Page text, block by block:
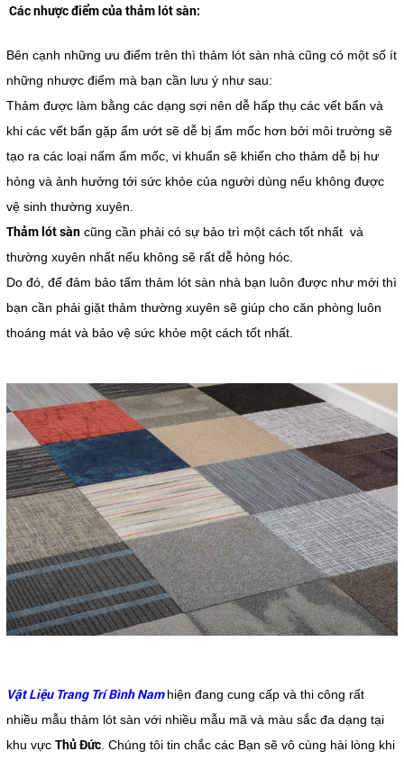
Các nhược điểm của thảm lót sàn:
Bên cạnh những ưu điểm trên thì thảm lót sàn nhà cũng có một số ít
những nhược điểm mà bạn cần lưu ý như sau:
Thảm được làm bằng các dạng sợi nên dễ hấp thụ các vết bẩn và
khi các vết bẩn gặp ẩm ướt sẽ dễ bị ẩm mốc hơn bởi môi trường sẽ
tạo ra các loại nấm ấm mốc, vi khuẩn sẽ khiến cho thảm dễ bị hư
hỏng và ảnh hưởng tới sức khỏe của người dùng nếu không được
vệ sinh thường xuyên.
Thảm lót sàncũng cần phải có sự bảo trì một cách tốt nhất và
thường xuyên nhất nếu không sẽ rất dễ hỏng hóc.
Do đó, để đảm bảo tấm thảm lót sàn nhà bạn luôn được như mới thì
bạn cần phải giặt thảm thường xuyên sẽ giúp cho căn phòng luôn
thoáng mát và bảo vệ sức khỏe một cách tốt nhất.
Vật Liệu Trang Trí Bình Nam hiện đang cung cấp và thi công rất
nhiều mẫu thảm lót sàn với nhiều mẫu mã và màu sắc đa dạng tại
khu vực Thủ Đức. Chúng tôi tin chắc các Bạn sẽ vô cùng hài lòng khi